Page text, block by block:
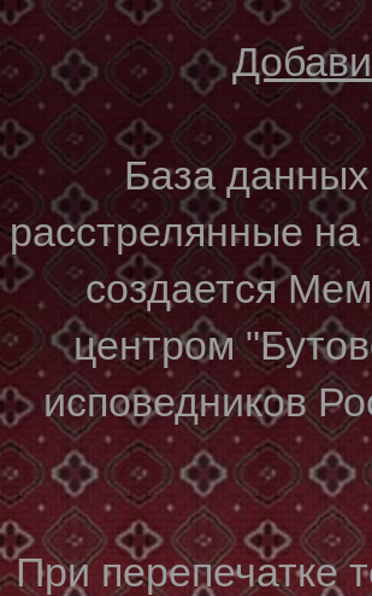
База
расстрелянные на
создается
центром
исповедников
При перепечатке